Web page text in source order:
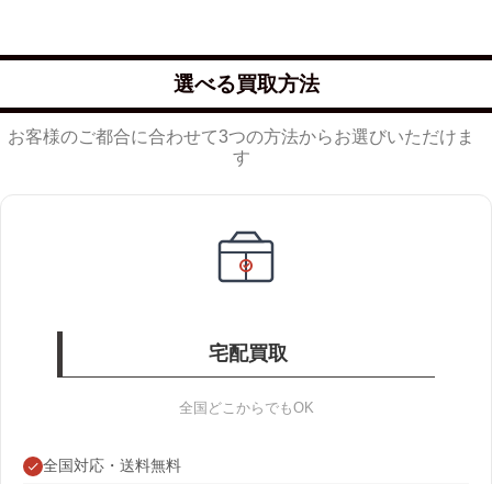
選べる買取方法
お客様のご都合に合わせて3つの方法からお選びいただけま
す
宅配買取
全国どこからでもOK
全国対応・送料無料